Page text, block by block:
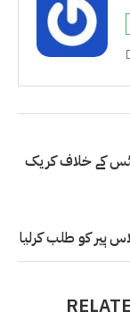
کے خلاف کریک
پیر کو طلب کرلیا